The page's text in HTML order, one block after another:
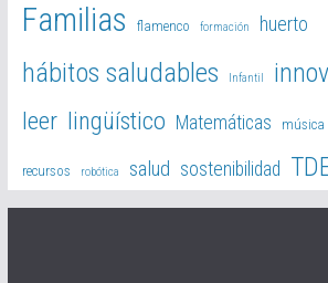
Familias flamenco formación huerto
hábitos saludables Infantil
leer lingüístico Matemáticas música
recursos robótica salud sostenibilidad